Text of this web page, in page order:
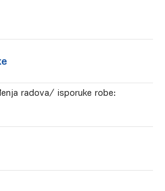
radova/ isporuke robe: